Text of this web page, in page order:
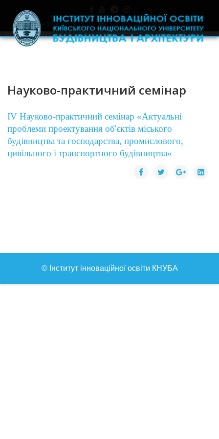
+380445971977 skrynka.doviry@iino.in.ua
Науково-практичний семінар
ІV Науково-практичний семінар «Актуальні
проблеми проектування об'єктів міського
будівництва та господарства, промислового,
цивільного і транспортного будівництва»
© Інститут інноваційної освіти КНУБА